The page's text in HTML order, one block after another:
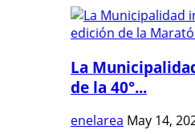
La
de la 40°...
enelarea May 14,